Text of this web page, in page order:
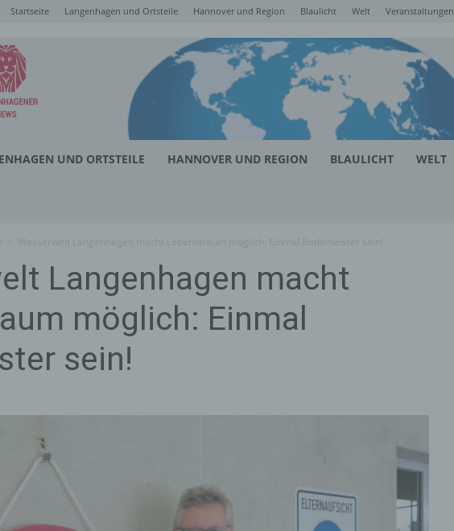
Startseite Langenhagen und Ortsteile Hannover und Region Blaulicht Welt Veranstaltungen
Langenhagener
News
UND ORTSTEILE HANNOVER UND REGION BLAULICHT WELT
Langenhagen macht
möglich: Einmal
sein!